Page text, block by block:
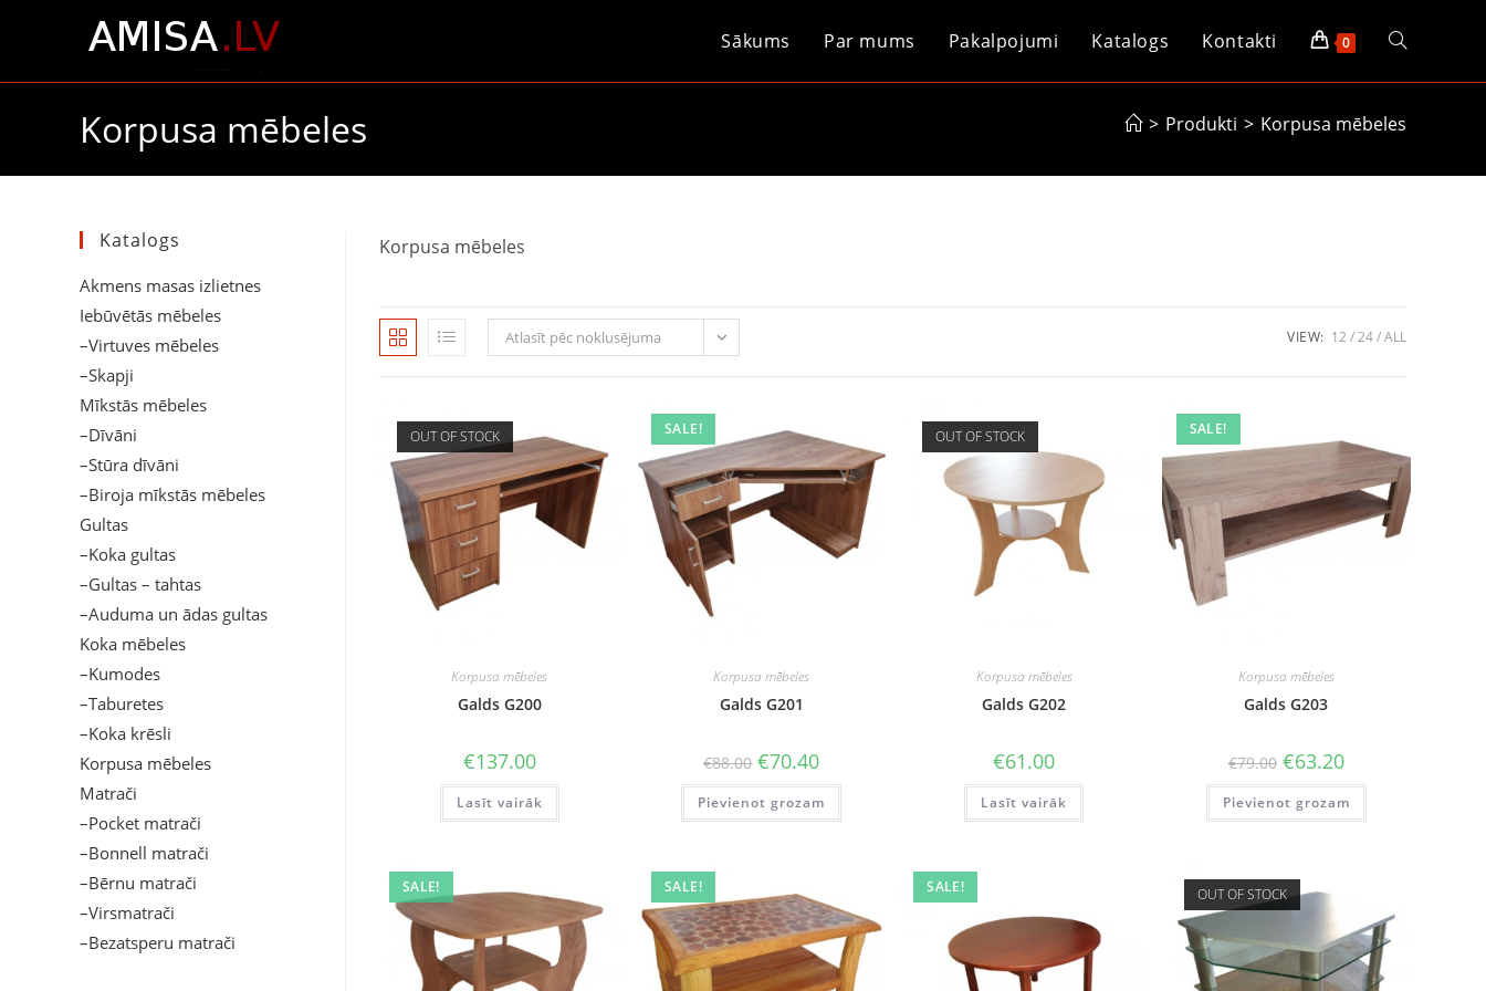
Sākums Par mums Pakalpojumi Katalogs Kontakti 0 Toggle
website
Korpusa mēbeles > Produkti > Korpusa mēbeles
Korpusa mēbeles
Atlasīt pēc noklusējuma VIEW: 12 24 ALL
OUT OF STOCK
Korpusa mēbeles
Galds G200
€137.00
Lasīt vairāk
SALE!
Korpusa mēbeles
Galds G201
€88.00 Original
price
was:
€88.00.
€70.40Current
is:
€70.40.
Pievienot grozam
OUT OF STOCK
Korpusa mēbeles
Galds G202
€61.00
Lasīt vairāk
SALE!
Korpusa mēbeles
Galds G203
€79.00 Original
price
was:
€79.00.
€63.20Current
price
is:
€63.20.
Pievienot grozam
SALE! SALE! SALE! OUT OF STOCK
Katalogs
Akmens masas izlietnes
Iebūvētās mēbeles
–Virtuves mēbeles
–Skapji
Mīkstās mēbeles
–Dīvāni
–Stūra dīvāni
–Biroja mīkstās mēbeles
Gultas
–Koka gultas
–Gultas – tahtas
–Auduma un ādas gultas
Koka mēbeles
–Kumodes
–Taburetes
–Koka krēsli
Korpusa mēbeles
Matrači
–Pocket matrači
–Bonnell matrači
–Bērnu matrači
–Virsmatrači
–Bezatsperu matrači